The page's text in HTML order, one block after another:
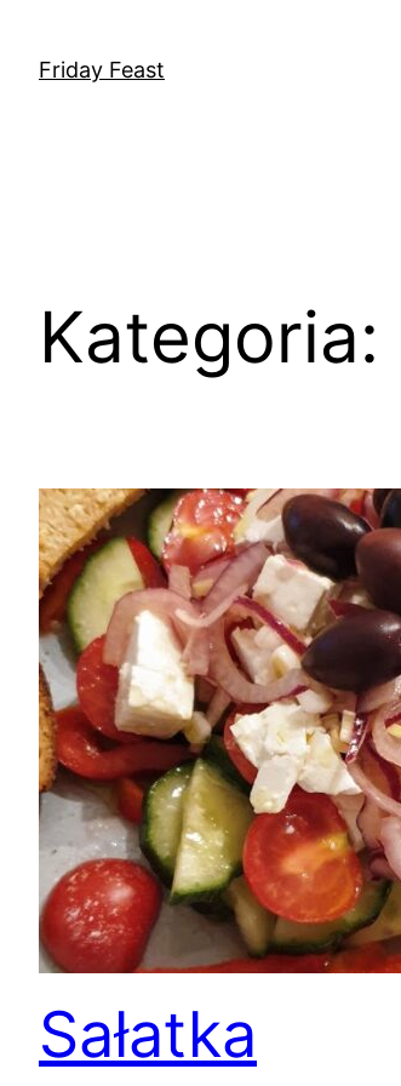
treści
Friday Feast
Kategoria:
Sałatka